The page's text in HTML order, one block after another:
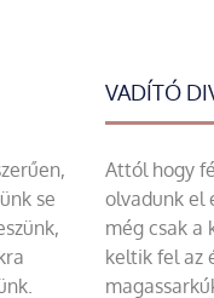
se
VADÍTÓ
Attól hogy
olvadunk el
még csak a
keltik fel az